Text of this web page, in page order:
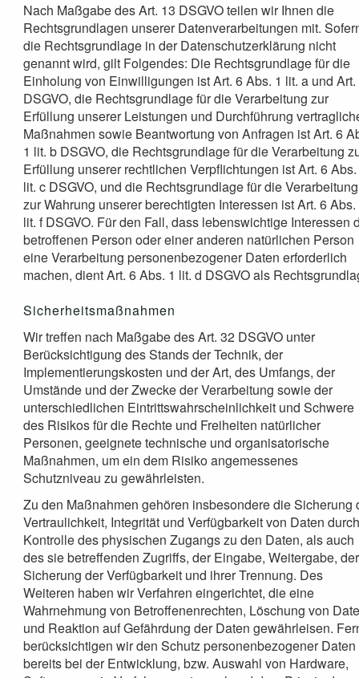
Nach Maßgabe des Art. 13 DSGVO teilen wir Ihnen die
Rechtsgrundlagen unserer Datenverarbeitungen mit.
die Rechtsgrundlage in der Datenschutzerklärung nicht
genannt wird, gilt Folgendes: Die Rechtsgrundlage für die
Einholung von Einwilligungen ist Art. 6 Abs. 1 lit. a und Art.
DSGVO, die Rechtsgrundlage für die Verarbeitung zur
Erfüllung unserer Leistungen und Durchführung
Maßnahmen sowie Beantwortung von Anfragen ist Art. 6
1 lit. b DSGVO, die Rechtsgrundlage für die Verarbeitung
Erfüllung unserer rechtlichen Verpflichtungen ist Art. 6
lit. c DSGVO, und die Rechtsgrundlage für die Verarbeitung
zur Wahrung unserer berechtigten Interessen ist Art. 6
lit. f DSGVO. Für den Fall, dass lebenswichtige Interessen
betroffenen Person oder einer anderen natürlichen Person
eine Verarbeitung personenbezogener Daten erforderlich
machen, dient Art. 6 Abs. 1 lit. d DSGVO als
Sicherheitsmaßnahmen
Wir treffen nach Maßgabe des Art. 32 DSGVO unter
Berücksichtigung des Stands der Technik, der
Implementierungskosten und der Art, des Umfangs, der
Umstände und der Zwecke der Verarbeitung sowie der
unterschiedlichen Eintrittswahrscheinlichkeit und Schwere
des Risikos für die Rechte und Freiheiten natürlicher
Personen, geeignete technische und organisatorische
Maßnahmen, um ein dem Risiko angemessenes
Schutzniveau zu gewährleisten.
Zu den Maßnahmen gehören insbesondere die Sicherung
Vertraulichkeit, Integrität und Verfügbarkeit von Daten
Kontrolle des physischen Zugangs zu den Daten, als auch
des sie betreffenden Zugriffs, der Eingabe, Weitergabe, der
Sicherung der Verfügbarkeit und ihrer Trennung. Des
Weiteren haben wir Verfahren eingerichtet, die eine
Wahrnehmung von Betroffenenrechten, Löschung von
und Reaktion auf Gefährdung der Daten gewährleisen.
berücksichtigen wir den Schutz personenbezogener Daten
bereits bei der Entwicklung, bzw. Auswahl von Hardware,